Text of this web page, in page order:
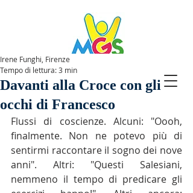
SPAZIOMGS
Davanti alla Croce con gli
occhi di Francesco
Irene Funghi, Firenze
Tempo di lettura: 3 min
Flussi di coscienze. Alcuni: "Oooh,
finalmente. Non ne potevo più di
sentirmi raccontare il sogno dei nove
anni". Altri: "Questi Salesiani,
nemmeno il tempo di predicare gli